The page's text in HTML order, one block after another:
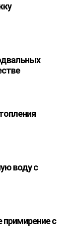
воду с
примирение с